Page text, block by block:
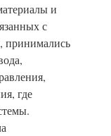
и
с
принимались
где